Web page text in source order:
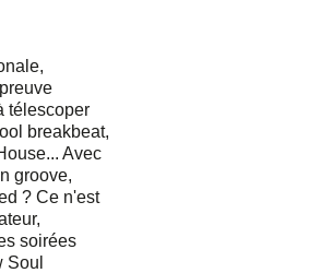
télescoper
breakbeat,
Avec
groove,
? Ce n'est
soirées
Soul